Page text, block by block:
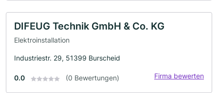
DIFEUG Technik GmbH & Co. KG
Elektroinstallation
Industriestr. 29, 51399 Burscheid
0.0 (0 Bewertungen) Firma bewerten